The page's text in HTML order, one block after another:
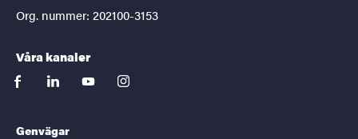
Org. nummer: 202100-3153
Våra kanaler
facebooklinkedinyoutubeinstagram
Genvägar